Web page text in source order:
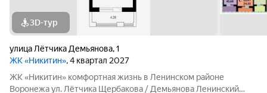
3D-тур
улица Лётчика Демьянова,1
ЖК «Никитин», 4 квартал 2027
ЖК «Никитин» комфортная жизнь в Ленинском районе
Воронежа ул. Лётчика Щербакова / Демьянова Ленинский